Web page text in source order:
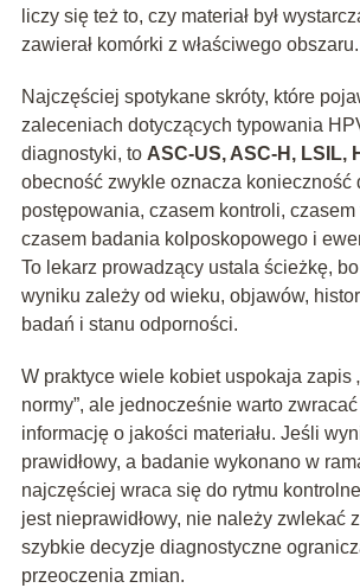
liczy się też to, czy materiał był
zawierał komórki z właściwego obszaru.
Najczęściej spotykane skróty, które
zaleceniach dotyczących typowania
diagnostyki, to ASC-US, ASC-H, LSIL,
obecność zwykle oznacza konieczność
postępowania, czasem kontroli, czasem
czasem badania kolposkopowego i
To lekarz prowadzący ustala ścieżkę,
wyniku zależy od wieku, objawów,
badań i stanu odporności.
W praktyce wiele kobiet uspokaja zapis
normy”, ale jednocześnie warto
informację o jakości materiału. Jeśli
prawidłowy, a badanie wykonano w
najczęściej wraca się do rytmu
jest nieprawidłowy, nie należy zwlekać
szybkie decyzje diagnostyczne
przeoczenia zmian.